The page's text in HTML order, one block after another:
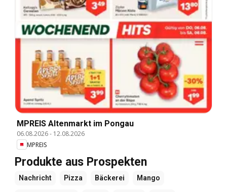
MPREIS Altenmarkt im Pongau
06.08.2026- 12.08.2026
MPREIS
Produkte aus Prospekten
Nachricht Pizza Bäckerei Mango